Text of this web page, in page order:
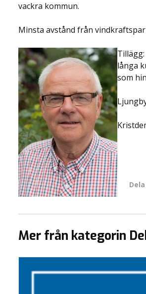
vackra kommun.
Minsta avstånd från
långa
som
Mer från kategorin